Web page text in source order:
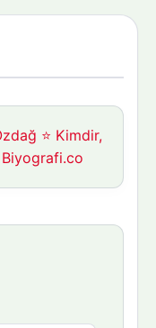
⭐ Kimdir,
Biyografi.co